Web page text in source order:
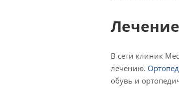
В сети клиник
лечению.
обувь и